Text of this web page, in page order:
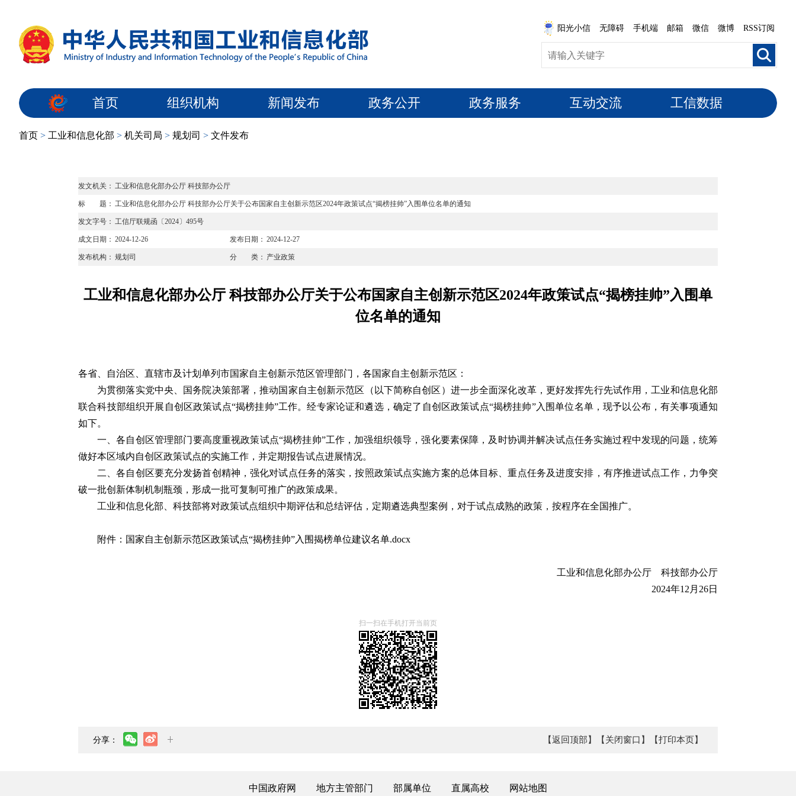
阳光小信 无障碍 手机端 邮箱 微信 微博 RSS订阅
首页 组织机构 新闻发布 政务公开 政务服务 互动交流 工信数据
首页 > 工业和信息化部 > 机关司局 > 规划司 > 文件发布
发文机关： 工业和信息化部办公厅 科技部办公厅
标 题： 工业和信息化部办公厅 科技部办公厅关于公布国家自主创新示范区2024年政策试点“揭榜挂帅”入围单位名单的通知
发文字号： 工信厅联规函〔2024〕495号
成文日期： 2024-12-26 发布日期： 2024-12-27
发布机构： 规划司 分 类： 产业政策
工业和信息化部办公厅 科技部办公厅关于公布国家自主创新示范区2024年政策试点“揭榜挂帅”入围单
位名单的通知
各省、自治区、直辖市及计划单列市国家自主创新示范区管理部门，各国家自主创新示范区：
为贯彻落实党中央、国务院决策部署，推动国家自主创新示范区（以下简称自创区）进一步全面深化改革，更好发挥先行先试作用，工业和信息化部
联合科技部组织开展自创区政策试点“揭榜挂帅”工作。经专家论证和遴选，确定了自创区政策试点“揭榜挂帅”入围单位名单，现予以公布，有关事项通知
如下。
一、各自创区管理部门要高度重视政策试点“揭榜挂帅”工作，加强组织领导，强化要素保障，及时协调并解决试点任务实施过程中发现的问题，统筹
做好本区域内自创区政策试点的实施工作，并定期报告试点进展情况。
二、各自创区要充分发扬首创精神，强化对试点任务的落实，按照政策试点实施方案的总体目标、重点任务及进度安排，有序推进试点工作，力争突
破一批创新体制机制瓶颈，形成一批可复制可推广的政策成果。
工业和信息化部、科技部将对政策试点组织中期评估和总结评估，定期遴选典型案例，对于试点成熟的政策，按程序在全国推广。
附件： 国家自主创新示范区政策试点“揭榜挂帅”入围揭榜单位建议名单.docx
工业和信息化部办公厅 科技部办公厅
2024年12月26日
扫一扫在手机打开当前页
分享： 【返回顶部】 【关闭窗口】 【打印本页】
中国政府网 地方主管部门 部属单位 直属高校 网站地图